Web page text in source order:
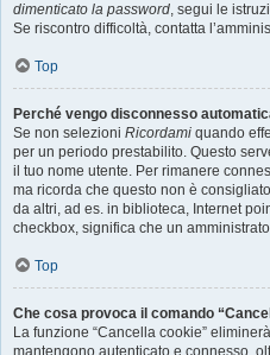
dimenticato la password, segui le
Se riscontro difficoltà, contatta
Top
Perché vengo disconnesso
Se non selezioni Ricordami quando
per un periodo prestabilito. Questo
il tuo nome utente. Per rimanere
ma ricorda che questo non è
da altri, ad es. in biblioteca, Internet
checkbox, significa che un
Top
Che cosa provoca il comando
La funzione “Cancella cookie”
mantengono autenticato e connesso,